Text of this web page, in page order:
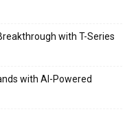
with T-Series
with AI-Powered